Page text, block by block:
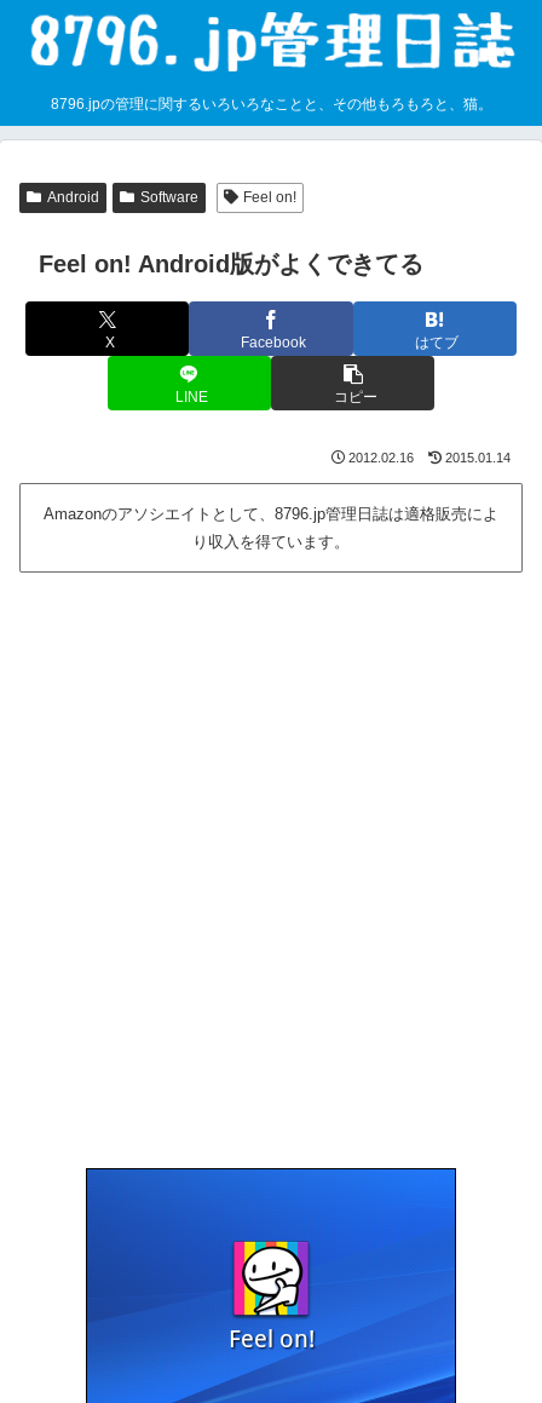
8796.jpの管理に関するいろいろなことと、その他もろもろと、猫。
Android Software Feel on!
Feel on! Android版がよくできてる
X Facebook はてブ
LINE コピー
2012.02.16 2015.01.14
Amazonのアソシエイトとして、8796.jp管理日誌は適格販売によ
り収入を得ています。